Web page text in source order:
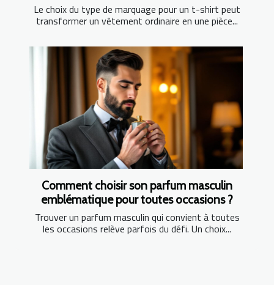
Le choix du type de marquage pour un t-shirt peut
transformer un vêtement ordinaire en une pièce...
Comment choisir son parfum masculin
emblématique pour toutes occasions ?
Trouver un parfum masculin qui convient à toutes
les occasions relève parfois du défi. Un choix...